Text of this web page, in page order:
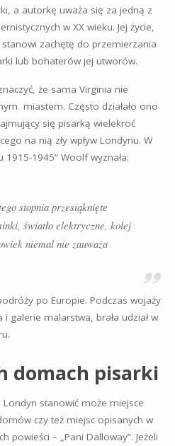
a autorkę uważa się za jedną z
w XX wieku. Jej życie,
zachętę do przemierzania
lub bohaterów jej utworów.
że sama Virginia nie
miastem. Często działało ono
się pisarką wielekroć
na nią zły wpływ Londynu. W
1915-1945” Woolf wyznała:
stopnia przesiąknięte
światło elektryczne, kolej
niemal nie zauważa
po Europie. Podczas wojaży
galerie malarstwa, brała udział w
domach pisarki
stanowić może miejsce
czy też miejsc opisanych w
powieści – „ Pani Dalloway”. Jeżeli